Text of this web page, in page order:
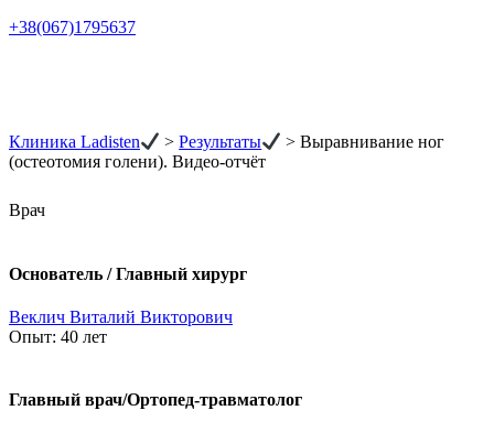
+38(067)1795637
Клиника Ladisten >Результаты >Выравнивание ног
(остеотомия голени). Видео-отчёт
Врач
Основатель / Главный хирург
Веклич Виталий Викторович
Опыт: 40 лет
Главный врач/Ортопед-травматолог